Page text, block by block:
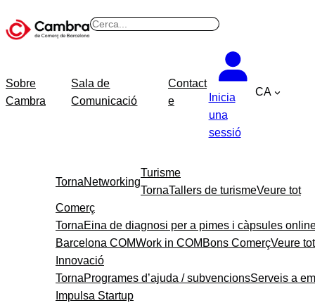
B
Sobre
Cambra
Sala de
Comunicació
Contact
e
Inicia
una
sessió
CA
TornaNetworking
Turisme
TornaTallers de turismeVeure tot
Comerç
TornaEina de diagnosi per a pimes i càpsules
Barcelona COMWork in COM Bons ComerçVeure tot
Innovació
TornaProgrames d’ajuda / subvencionsServeis a
Impulsa Startup